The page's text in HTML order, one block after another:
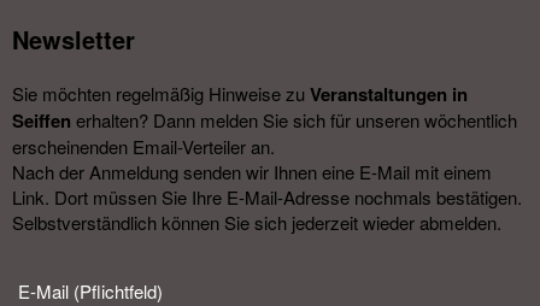
Newsletter​
Sie möchten regelmäßig Hinweise zu Veranstal­tungen in
Seiffen erhalten? Dann melden Sie sich für unseren wöchentlich
erscheinenden Email-Verteiler an.
Nach der Anmeldung senden wir Ihnen eine E-Mail mit einem
Link. Dort müssen Sie Ihre E-Mail-Adresse nochmals bestätigen.
Selbstverständlich können Sie sich jederzeit wieder abmelden.​
E-Mail (Pflichtfeld)